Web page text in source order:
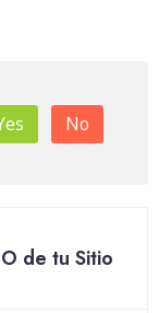
No
de tu Sitio